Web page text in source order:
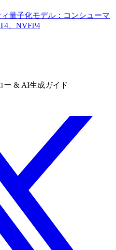
量子化モデル：コンシューマ
、NVFP4
ー & AI生成ガイド